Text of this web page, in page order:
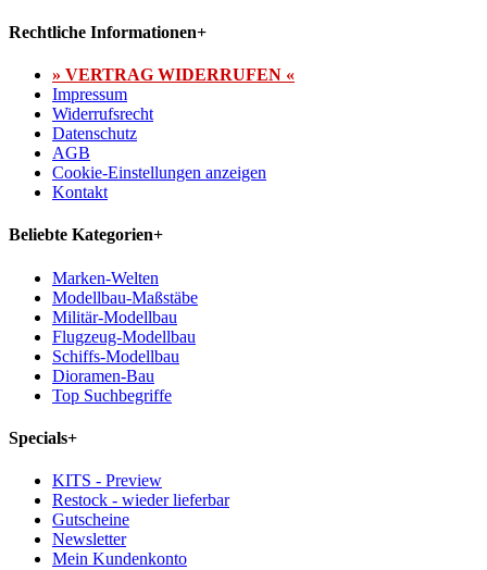
Rechtliche Informationen+
» VERTRAG WIDERRUFEN «
Impressum
Widerrufsrecht
Datenschutz
AGB
Cookie-Einstellungen anzeigen
Kontakt
Beliebte Kategorien+
Marken-Welten
Modellbau-Maßstäbe
Militär-Modellbau
Flugzeug-Modellbau
Schiffs-Modellbau
Dioramen-Bau
Top Suchbegriffe
Specials+
KITS - Preview
Restock - wieder lieferbar
Gutscheine
Newsletter
Mein Kundenkonto